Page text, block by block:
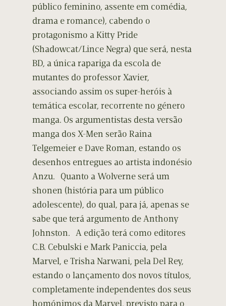
público feminino, assente em comédia,
drama e romance), cabendo o
protagonismo a Kitty Pride
(Shadowcat/Lince Negra) que será, nesta
BD, a única rapariga da escola de
mutantes do professor Xavier,
associando assim os super-heróis à
temática escolar, recorrente no género
manga. Os argumentistas desta versão
manga dos X-Men serão Raina
Telgemeier e Dave Roman, estando os
desenhos entregues ao artista indonésio
Anzu. Quanto a Wolverne será um
shonen (história para um público
adolescente), do qual, para já, apenas se
sabe que terá argumento de Anthony
Johnston. A edição terá como editores
C.B. Cebulski e Mark Paniccia, pela
Marvel, e Trisha Narwani, pela Del Rey,
estando o lançamento dos novos títulos,
completamente independentes dos seus
homónimos da Marvel, previsto para o